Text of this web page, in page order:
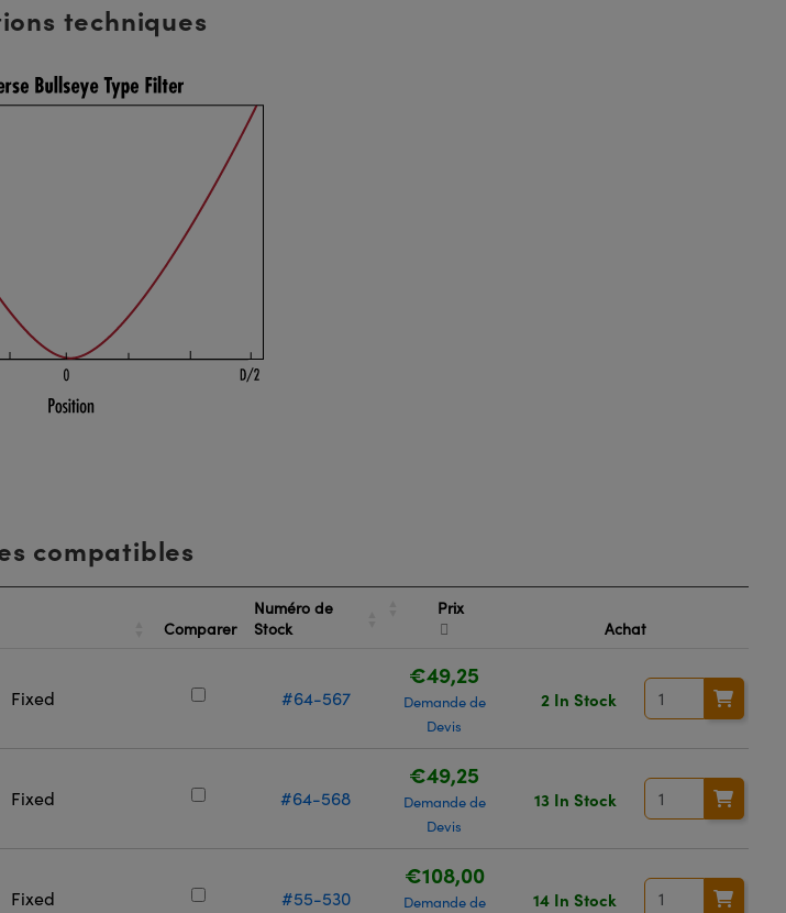
techniques
compatibles
Comparer
Numéro de
Stock
Prix
Achat
Fixed #64-567
€49,25
Demande de
Devis
2 In Stock
Fixed #64-568
€49,25
Demande de
Devis
13 In Stock
Fixed #55-530
€108,00
Demande de
14 In Stock